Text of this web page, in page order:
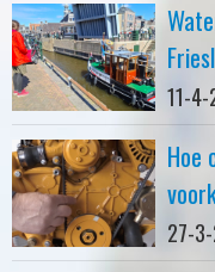
11-
Hoe
27-